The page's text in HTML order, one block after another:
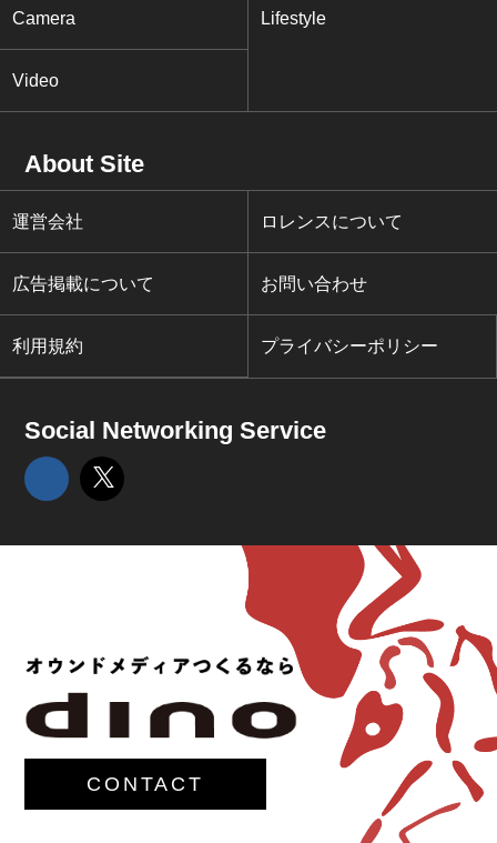
Camera Lifestyle
Video
About Site
運営会社 ロレンスについて
広告掲載について お問い合わせ
利用規約 プライバシーポリシー
Social Networking Service
CONTACT